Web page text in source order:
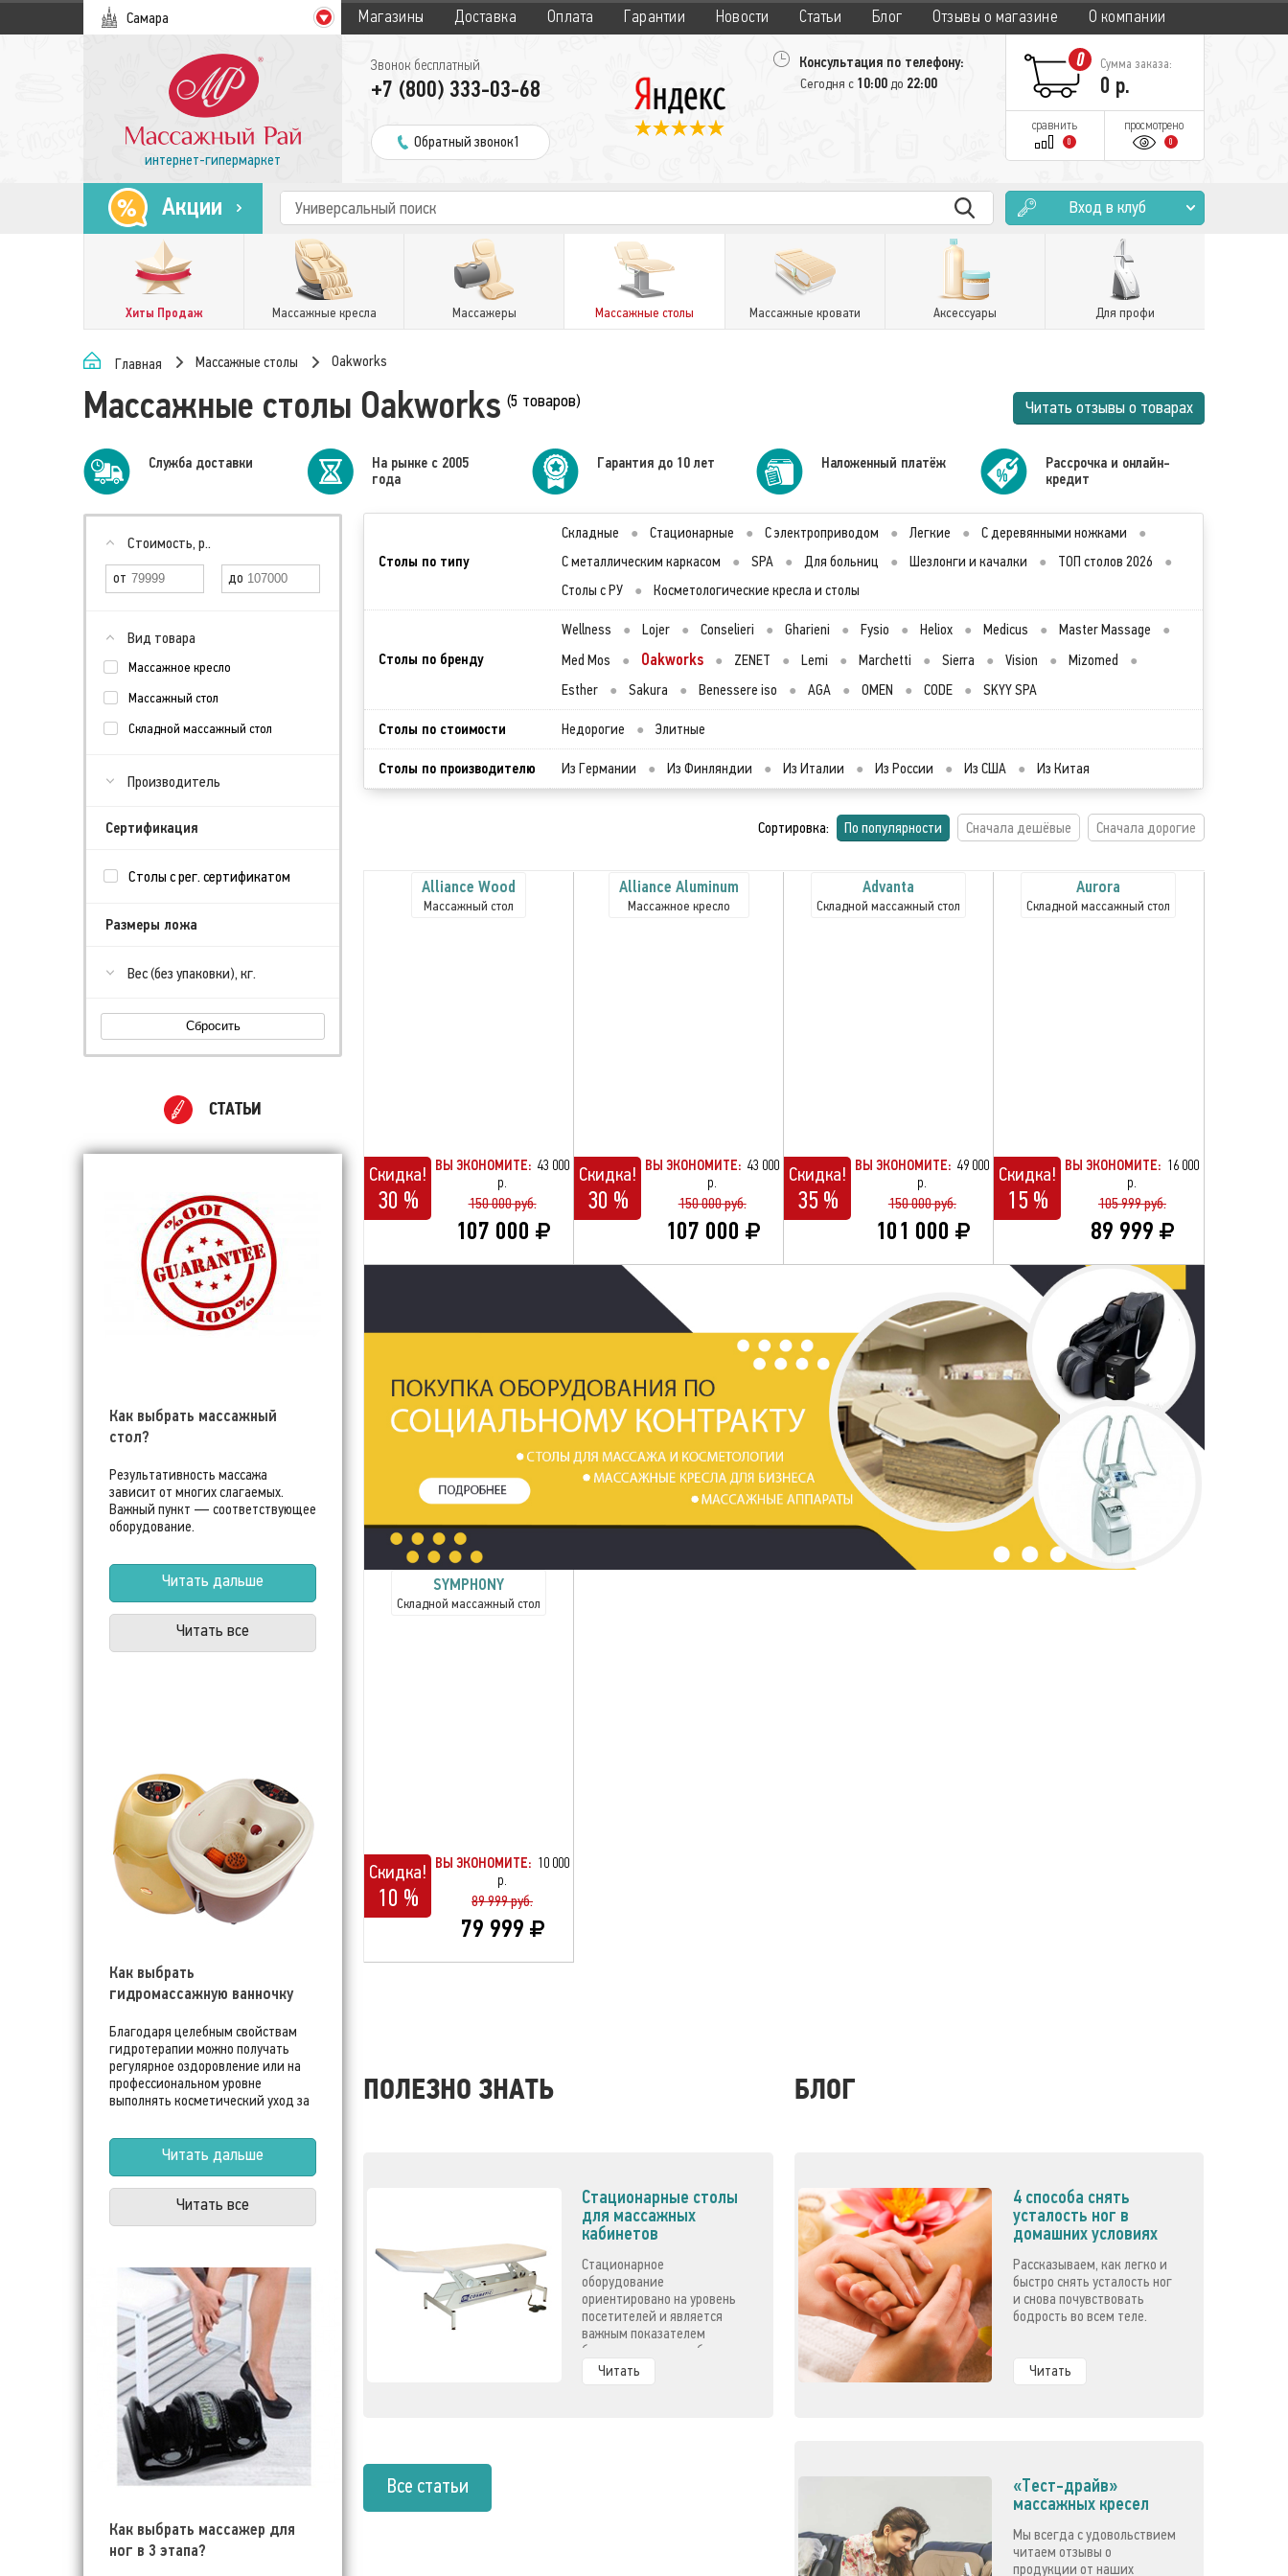
Самара Магазины Доставка Оплата Гарантии Новости Статьи Блог Отзывы о магазине О компании
интернет-гипермаркет
Звонок бесплатный
+7 (800) 333-03-68
Обратный звонок1
Консультация по телефону:
Сегодня с 10:00до 22:00
0 Сумма заказа:
0 р.
сравнить
0
просмотрено
0
Акции Вход в клуб
Хиты Продаж Массажные кресла Массажеры Массажные столы Массажные кровати Аксессуары Для профи
Главная Массажные столы Oakworks
Массажные столы Oakworks (5 товаров) Читать отзывы о товарах
Cлужба доставки
На рынке с 2005
года
Гарантия до 10 лет Наложенный платёж
Рассрочка и онлайн-
кредит
Стоимость, р..
Вид товара
Массажное кресло
Массажный стол
Складной массажный стол
Производитель
Сертификация
Столы с рег. сертификатом
Размеры ложа
Вес (без упаковки), кг.
Сбросить
СТАТЬИ
Как выбрать массажный
стол?
Результативность массажа
зависит от многих слагаемых.
Важный пункт — соответствующее
оборудование.
Читать дальше
Читать все
Как выбрать
гидромассажную ванночку
Благодаря целебным свойствам
гидротерапии можно получать
регулярное оздоровление или на
профессиональном уровне
выполнять косметический уход за
гидромассажные ванночки
располагают для этого всеми
необходимыми инструментами и
приспособлениями.
Читать дальше
Читать все
Как выбрать массажер для
ног в 3 этапа?
Столы по типу
Складные ● Стационарные ● С электроприводом ● Легкие ● С деревянными ножками
●
С металлическим каркасом
● SPA ● Для больниц ● Шезлонги и качалки ● ТОП столов 2026
●
Столы с РУ
● Косметологические кресла и столы
Столы по бренду
Wellness ● Lojer ● Conselieri ● Gharieni ● Fysio ● Heliox ● Medicus ● Master Massage
●
Med Mos
● Oakworks ● ZENET ● Lemi ● Marchetti ● Sierra ● Vision ● Mizomed
●
Esther
● Sakura ● Benessere iso ● AGA ● OMEN ● CODE ● SKYY SPA
Столы по стоимости Недорогие ● Элитные
Столы по производителю Из Германии ● Из Финляндии ● Из Италии ● Из России ● Из США ● Из Китая
Сортировка: По популярности Сначала дешёвые Сначала дорогие
Alliance Wood
Массажный стол
Скидка!
30 %
ВЫ ЭКОНОМИТЕ: 43 000
р.
150 000 руб.
107 000
Alliance Aluminum
Массажное кресло
Скидка!
30 %
ВЫ ЭКОНОМИТЕ: 43 000
р.
150 000 руб.
107 000
Advanta
Складной массажный стол
Скидка!
35 %
ВЫ ЭКОНОМИТЕ: 49 000
р.
150 000 руб.
101 000
Aurora
Складной массажный стол
Скидка!
15 %
ВЫ ЭКОНОМИТЕ: 16 000
р.
105 999 руб.
89 999
SYMPHONY
Складной массажный стол
Скидка!
10 %
ВЫ ЭКОНОМИТЕ: 10 000
р.
89 999 руб.
79 999
ПОЛЕЗНО ЗНАТЬ
Стационарные столы
для массажных
кабинетов
Стационарное
оборудование
ориентировано на уровень
посетителей и является
важным показателем
благополучности кабинета.
Читать
Все статьи
БЛОГ
4 способа снять
усталость ног в
домашних условиях
Рассказываем, как легко и
быстро снять усталость ног
и снова почувствовать
бодрость во всем теле.
Читать
«Тест-драйв»
массажных кресел
Мы всегда с удовольствием
читаем отзывы о
продукции от наших